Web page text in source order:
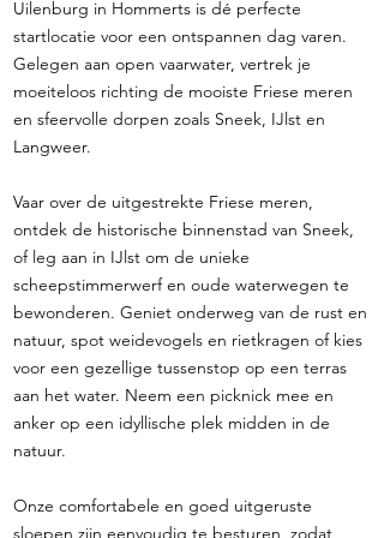
Uilenburg in Hommerts is dé perfecte
startlocatie voor een ontspannen dag varen.
Gelegen aan open vaarwater, vertrek je
moeiteloos richting de mooiste Friese meren
en sfeervolle dorpen zoals Sneek, IJlst en
Langweer.
Vaar over de uitgestrekte Friese meren,
ontdek de historische binnenstad van Sneek,
of leg aan in IJlst om de unieke
scheepstimmerwerf en oude waterwegen te
bewonderen. Geniet onderweg van de rust en
natuur, spot weidevogels en rietkragen of kies
voor een gezellige tussenstop op een terras
aan het water. Neem een picknick mee en
anker op een idyllische plek midden in de
natuur.
Onze comfortabele en goed uitgeruste
sloepen zijn eenvoudig te besturen, zodat